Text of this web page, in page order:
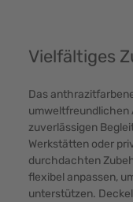
Vielfältiges
Das
umweltfreundlichen
zuverlässigen
Werkstätten oder
durchdachten
flexibel anpassen,
unterstützen.